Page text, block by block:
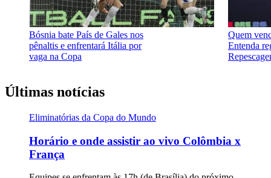
Bósnia bate País de Gales nos
pênaltis e enfrentará Itália por
vaga na Copa
Quem
Entenda
Últimas notícias
Eliminatórias da Copa do Mundo
Horário e onde assistir ao vivo Colômbia x
França